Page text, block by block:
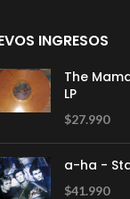
INGRESOS
The
LP
$27.990
a-ha -
$41.990